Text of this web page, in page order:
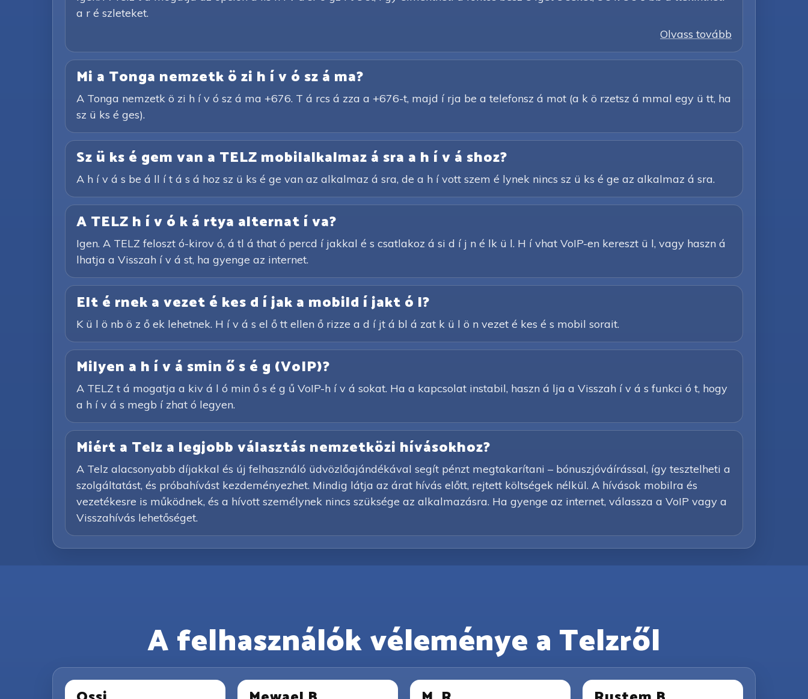
a r é szleteket.
Olvass tovább
Mi a Tonga nemzetk ö zi h í v ó sz á ma?
A Tonga nemzetk ö zi h í v ó sz á ma +676. T á rcs á zza a +676-t, majd í rja be a telefonsz á mot (a k ö rzetsz á mmal egy ü tt, ha
sz ü ks é ges).
Sz ü ks é gem van a TELZ mobilalkalmaz á sra a h í v á shoz?
A h í v á s be á ll í t á s á hoz sz ü ks é ge van az alkalmaz á sra, de a h í vott szem é lynek nincs sz ü ks é ge az alkalmaz á sra.
A TELZ h í v ó k á rtya alternat í va?
Igen. A TELZ feloszt ó-kirov ó, á tl á that ó percd í jakkal é s csatlakoz á si d í j n é lk ü l. H í vhat VoIP-en kereszt ü l, vagy haszn á
lhatja a Visszah í v á st, ha gyenge az internet.
Elt é rnek a vezet é kes d í jak a mobild í jakt ó l?
K ü l ö nb ö z ő ek lehetnek. H í v á s el ő tt ellen ő rizze a d í jt á bl á zat k ü l ö n vezet é kes é s mobil sorait.
Milyen a h í v á smin ő s é g (VoIP)?
A TELZ t á mogatja a kiv á l ó min ő s é g ű VoIP-h í v á sokat. Ha a kapcsolat instabil, haszn á lja a Visszah í v á s funkci ó t, hogy
a h í v á s megb í zhat ó legyen.
Miért a Telz a legjobb választás nemzetközi hívásokhoz?
A Telz alacsonyabb díjakkal és új felhasználó üdvözlőajándékával segít pénzt megtakarítani – bónuszjóváírással, így tesztelheti a
szolgáltatást, és próbahívást kezdeményezhet. Mindig látja az árat hívás előtt, rejtett költségek nélkül. A hívások mobilra és
vezetékesre is működnek, és a hívott személynek nincs szüksége az alkalmazásra. Ha gyenge az internet, válassza a VoIP vagy a
Visszahívás lehetőséget.
A felhasználók véleménye a Telzről